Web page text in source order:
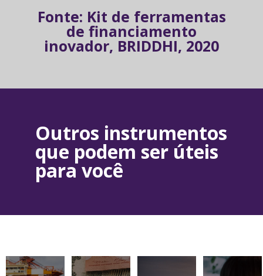
Fonte: Kit de ferramentas
de financiamento
inovador, BRIDDHI, 2020
Outros instrumentos
que podem ser úteis
para você